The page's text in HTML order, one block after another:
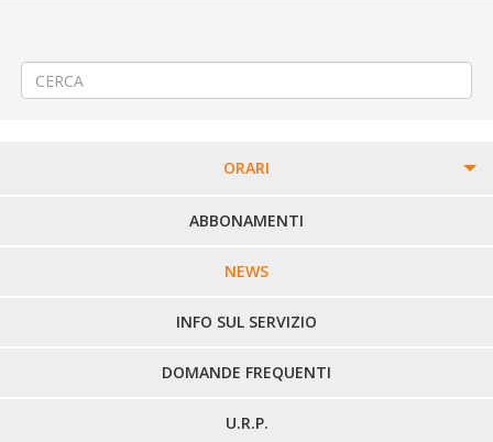
ORARI
PERCORSI URBANI IN BIELLA
LINEE URBANE VERCELLI
LINEE EXTRAURBANE
ABBONAMENTI
NEWS
INFO SUL SERVIZIO
DOMANDE FREQUENTI
U.R.P.